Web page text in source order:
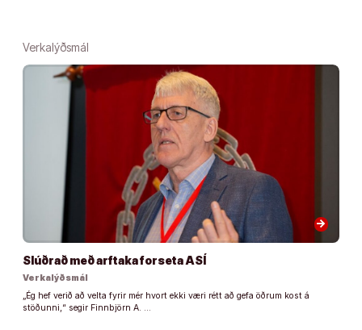
Verkalýðsmál
arrow_forward
Slúðrað með arftaka forseta ASÍ
Verkalýðsmál
„Ég hef verið að velta fyrir mér hvort ekki væri rétt að gefa öðrum kost á
stöðunni,“ segir Finnbjörn A. …